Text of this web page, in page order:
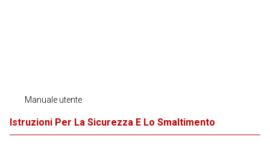
Manuale utente
Istruzioni Per La Sicurezza E Lo Smaltimento